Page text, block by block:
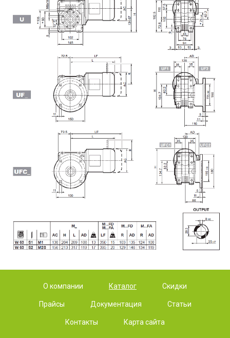
О компании Каталог Скидки
Прайсы Документация Статьи
Контакты Карта сайта